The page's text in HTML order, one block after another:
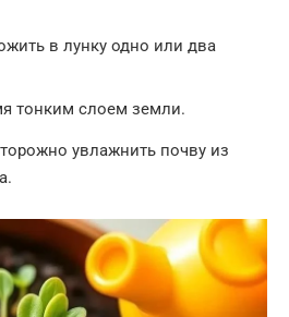
в лунку одно или два
тонким слоем земли.
увлажнить почву из